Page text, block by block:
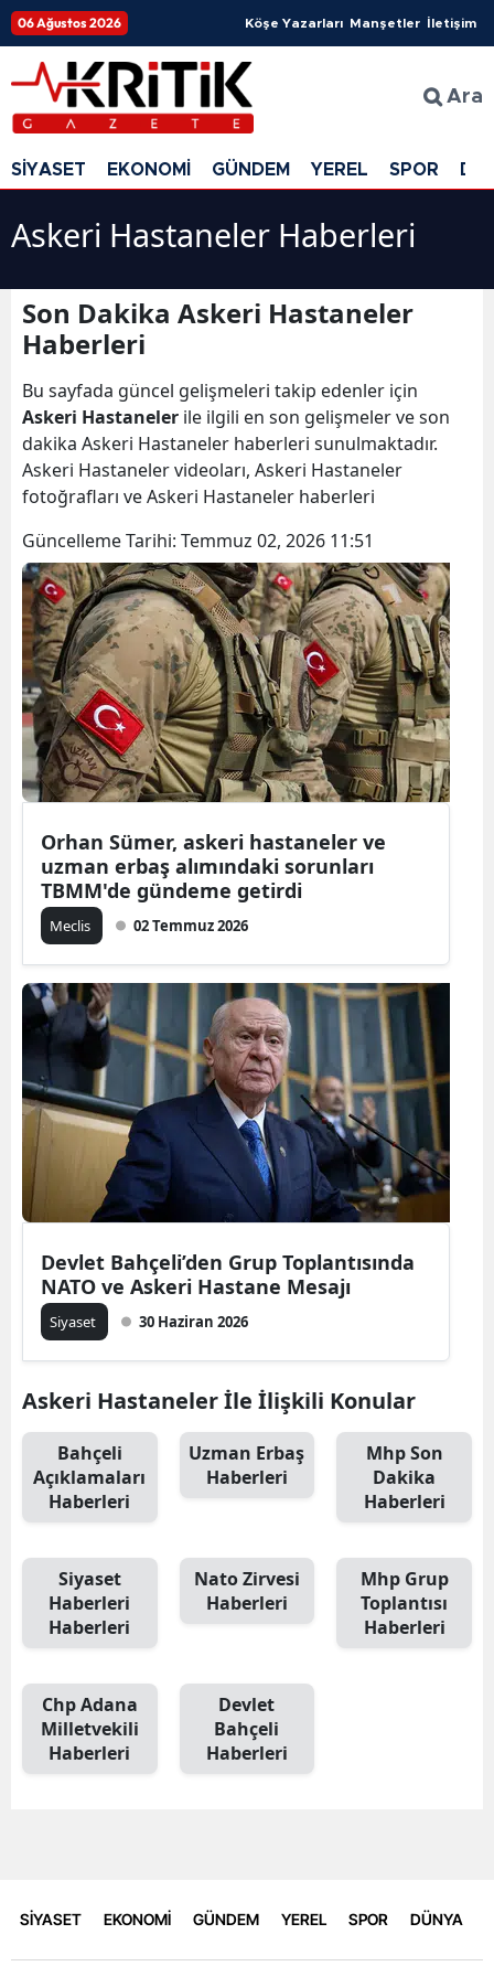
06 Ağustos 2026 Köşe Yazarları Manşetler İletişim
Ara
SİYASET EKONOMİ GÜNDEM YEREL SPOR
Askeri Hastaneler Haberleri
Son Dakika Askeri Hastaneler
Haberleri
Bu sayfada güncel gelişmeleri takip edenler için
Askeri Hastaneler ile ilgili en son gelişmeler ve son
dakika Askeri Hastaneler haberleri sunulmaktadır.
Askeri Hastaneler videoları, Askeri Hastaneler
fotoğrafları ve Askeri Hastaneler haberleri
Güncelleme Tarihi: Temmuz 02, 2026 11:51
Orhan Sümer, askeri hastaneler ve
uzman erbaş alımındaki sorunları
TBMM'de gündeme getirdi
Meclis 02 Temmuz 2026
Devlet Bahçeli’den Grup Toplantısında
NATO ve Askeri Hastane Mesajı
Siyaset 30 Haziran 2026
Askeri Hastaneler İle İlişkili Konular
Bahçeli
Açıklamaları
Haberleri
Uzman Erbaş
Haberleri
Mhp Son
Dakika
Haberleri
Siyaset
Haberleri
Haberleri
Nato Zirvesi
Haberleri
Mhp Grup
Toplantısı
Haberleri
Chp Adana
Milletvekili
Haberleri
Devlet
Bahçeli
Haberleri
SİYASET EKONOMİ GÜNDEM YEREL SPOR DÜNYA